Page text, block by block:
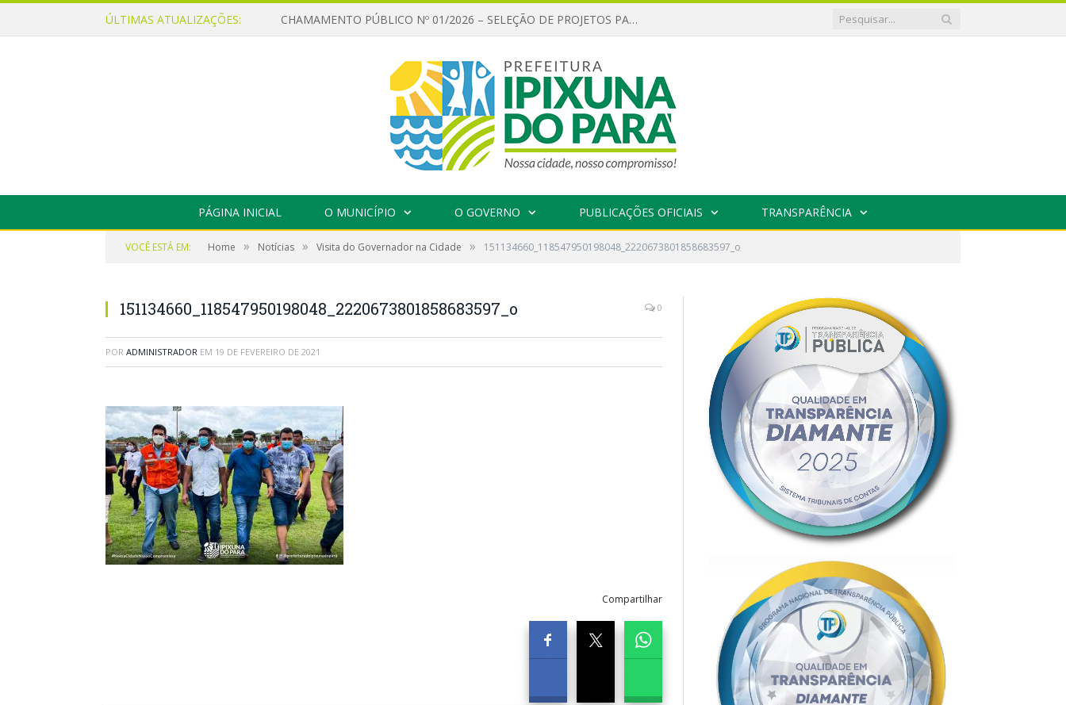
ÚLTIMAS ATUALIZAÇÕES: CHAMAMENTO PÚBLICO Nº 01/2026 – SELEÇÃO DE PROJETOS PARA FIRMAR TERMO DE EXECUÇÃO CULTURAL COM RECURSOS DA POLÍTICA NACIONAL ALDIR BLANC DE FOMENTO À CULTURA – PNAB (LEI Nº 14.399/2022)
PÁGINA INICIAL O MUNICÍPIO O GOVERNO PUBLICAÇÕES OFICIAIS TRANSPARÊNCIA
VOCÊ ESTÁ EM: Home » Notícias » Visita do Governador na Cidade » 151134660_118547950198048_2220673801858683597_o
151134660_118547950198048_2220673801858683597_o 0
POR ADMINISTRADOR EM 19 DE FEVEREIRO DE 2021
Compartilhar